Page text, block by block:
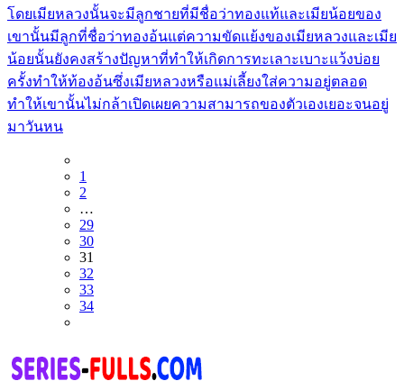
โดยเมียหลวงนั้นจะมีลูกชายที่มีชื่อว่าทองแท้และเมียน้อยของ
เขานั้นมีลูกที่ชื่อว่าทองอ้นแต่ความขัดแย้งของเมียหลวงและเมีย
น้อยนั้นยังคงสร้างปัญหาที่ทำให้เกิดการทะเลาะเบาะแว้งบ่อย
ครั้งทำให้ท้องอ้นซึ่งเมียหลวงหรือแม่เลี้ยงใส่ความอยู่ตลอด
ทำให้เขานั้นไม่กล้าเปิดเผยความสามารถของตัวเองเยอะจนอยู่
มาวันหน
1
2
…
29
30
31
32
33
34